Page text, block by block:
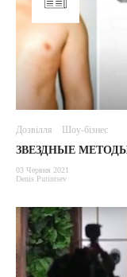
Дозвілля Шоу-бізнес
ЗВЕЗДНЫЕ
03 Червня 2021
Denis Putintsev